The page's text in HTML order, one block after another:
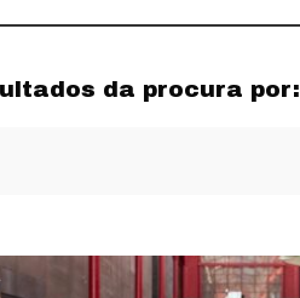
da procura por: